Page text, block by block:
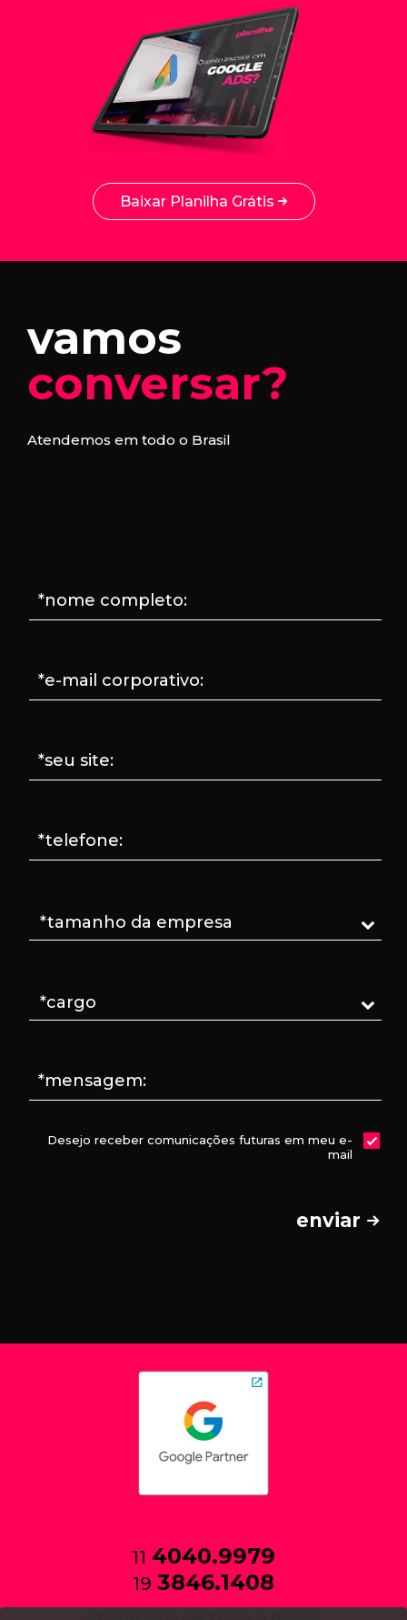
Baixar Planilha Grátis
vamos
conversar?
Atendemos em todo o Brasil
*nome completo:
*e-mail corporativo:
*seu site:
*telefone:
*mensagem:
Desejo receber comunicações futuras em meu e-
mail
enviar
11 4040.9979
19 3846.1408